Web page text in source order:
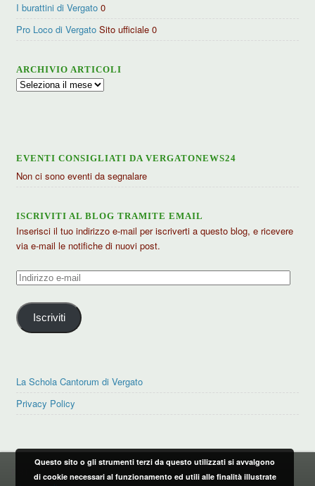
I burattini di Vergato 0
Pro Loco di Vergato Sito ufficiale 0
ARCHIVIO ARTICOLI
Archivio
EVENTI CONSIGLIATI DA VERGATONEWS24
Non ci sono eventi da segnalare
ISCRIVITI AL BLOG TRAMITE EMAIL
Inserisci il tuo indirizzo e-mail per iscriverti a questo blog, e ricevere
via e-mail le notifiche di nuovi post.
Indirizzo
mail
Iscriviti
La Schola Cantorum di Vergato
Privacy Policy
PRIVACY POLICY
Questo sito o gli strumenti terzi da questo utilizzati si avvalgono
di cookie necessari al funzionamento ed utili alle finalità illustrate